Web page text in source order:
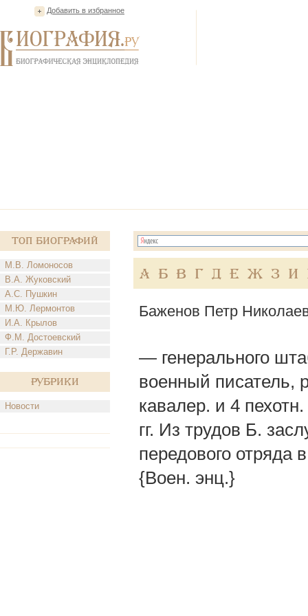
Добавить в избранное
Топ Биографий
М.В. Ломоносов
В.А. Жуковский
А.С. Пушкин
М.Ю. Лермонтов
И.А. Крылов
Ф.М. Достоевский
Г.Р. Державин
Рубрики
Новости
А Б В Г Д Е Ж З И
Баженов Петр
— генерального
военный писатель,
кавалер. и 4
гг. Из трудов Б.
передового отряда
{Воен. энц.}